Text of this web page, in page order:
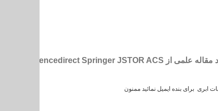
ابری برای بنده ایمیل نمائید ممنون